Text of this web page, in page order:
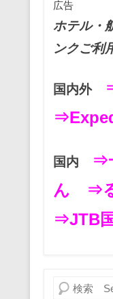
広告
ホテル・
ンクご利
国内外
国内 ⇒
ん
⇒
⇒JTB
検索